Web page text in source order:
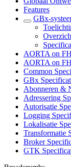
Features
GBx-
AORTA on
AORTA on
Common
GBx
Abonneren &
Adressering
Autorisatie
Logging
Lokalisatie
Transformatie
Broker
GTK